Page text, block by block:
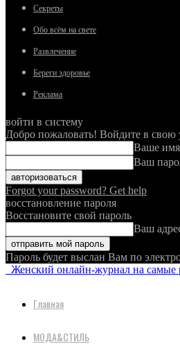
Секреты
Обо всём на свете
Развлечение
Береги здоровье
Реклама
войти в систему
Добро пожаловать! Войдите в свою
Ваше имя
Ваш
Forgot your password? Get help
восстановление пароля
Восстановите свой пароль
Ваш
Пароль будет выслан Вам по
Женский онлайн-журнал на самые
Главная
МОДА&СТИЛЬ